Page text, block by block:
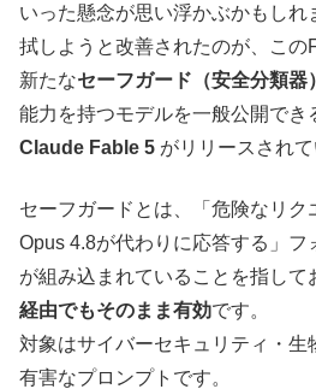
いった懸念が思い浮かぶかもしれ
拭しようと改善されたのが、この
新たなセーフガード（安全分類器）
能力を持つモデルを一般公開でき
Claude Fable 5 がリリースされて
セーフガードとは、「危険なリク
Opus 4.8が代わりに応答する」フ
が組み込まれていることを指して
経由でもそのまま有効です。
対象はサイバーセキュリティ・
有害なプロンプトです。